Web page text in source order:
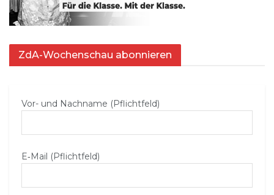
ZdA-Wochenschau abonnieren
Vor- und Nachname (Pflichtfeld)
E‑Mail (Pflichtfeld)